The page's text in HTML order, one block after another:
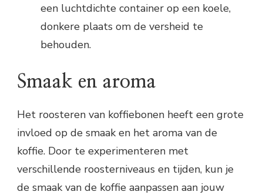
een luchtdichte container op een koele,
donkere plaats om de versheid te
behouden.
Smaak en aroma
Het roosteren van koffiebonen heeft een grote
invloed op de smaak en het aroma van de
koffie. Door te experimenteren met
verschillende roosterniveaus en tijden, kun je
de smaak van de koffie aanpassen aan jouw